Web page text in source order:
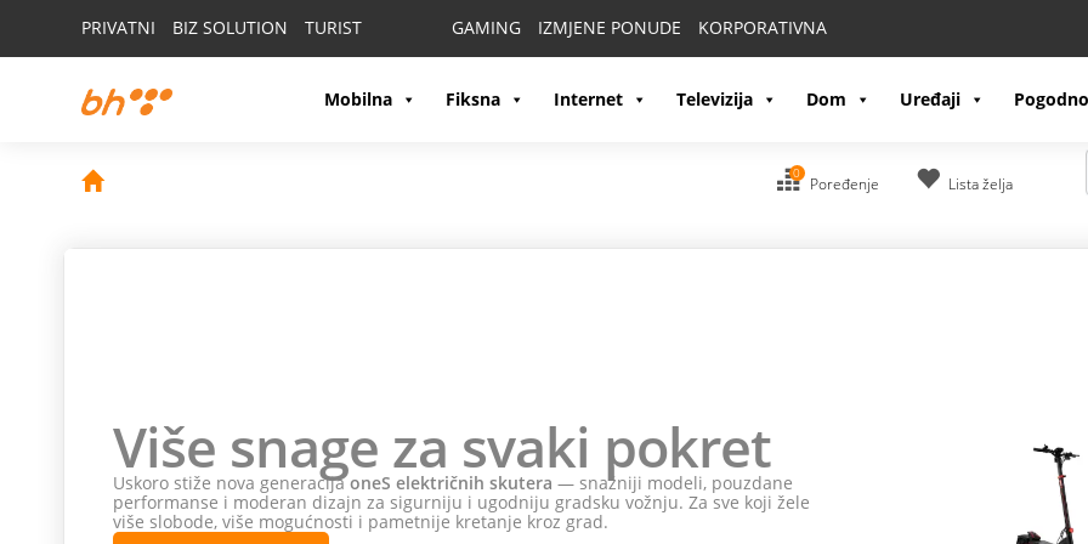
PRIVATNI BIZ SOLUTION TURIST GAMING IZMJENE PONUDE KORPORATIVNA
Mobilna Fiksna Internet Televizija Dom Uređaji
0
Poređenje Lista želja
Više snage za svaki pokret
Uskoro stiže nova generacijaoneS električnih skutera — snažniji modeli, pouzdane
performanse i moderan dizajn za sigurniju i ugodniju gradsku vožnju. Za sve koji žele
više slobode, više mogućnosti i pametnije kretanje kroz grad.